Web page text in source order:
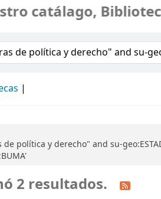
catálago, Biblioteca
política y derecho" and su-
2 resultados.